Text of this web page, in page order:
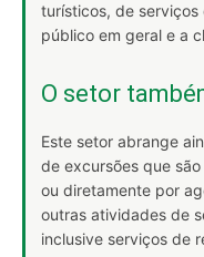
turísticos, de
público em geral e a
O setor
Este setor abrange
de excursões que
ou diretamente por
outras atividades de
inclusive serviços de